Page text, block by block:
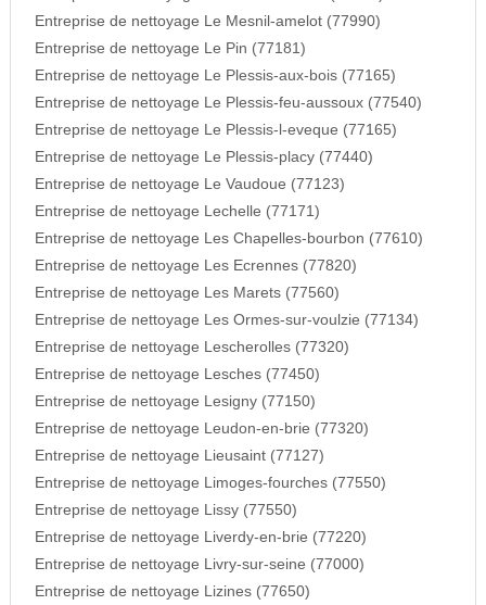
Entreprise de nettoyage Le Mesnil-amelot (77990)
Entreprise de nettoyage Le Pin (77181)
Entreprise de nettoyage Le Plessis-aux-bois (77165)
Entreprise de nettoyage Le Plessis-feu-aussoux (77540)
Entreprise de nettoyage Le Plessis-l-eveque (77165)
Entreprise de nettoyage Le Plessis-placy (77440)
Entreprise de nettoyage Le Vaudoue (77123)
Entreprise de nettoyage Lechelle (77171)
Entreprise de nettoyage Les Chapelles-bourbon (77610)
Entreprise de nettoyage Les Ecrennes (77820)
Entreprise de nettoyage Les Marets (77560)
Entreprise de nettoyage Les Ormes-sur-voulzie (77134)
Entreprise de nettoyage Lescherolles (77320)
Entreprise de nettoyage Lesches (77450)
Entreprise de nettoyage Lesigny (77150)
Entreprise de nettoyage Leudon-en-brie (77320)
Entreprise de nettoyage Lieusaint (77127)
Entreprise de nettoyage Limoges-fourches (77550)
Entreprise de nettoyage Lissy (77550)
Entreprise de nettoyage Liverdy-en-brie (77220)
Entreprise de nettoyage Livry-sur-seine (77000)
Entreprise de nettoyage Lizines (77650)